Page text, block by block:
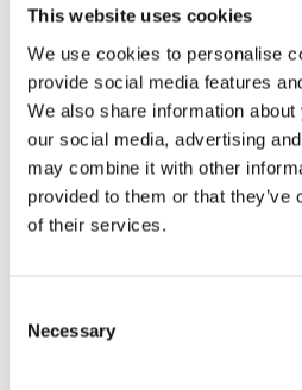
This website uses cookies
We use cookies to personalise
provide social media features
We also share information
our social media, advertising
may combine it with other
provided to them or that
of their services.
Selection
Necessary
Ungenutzte Potenziale
Potenziale bleiben ungenutzt und
Lösungsansatz
Klare Anwendungsfälle